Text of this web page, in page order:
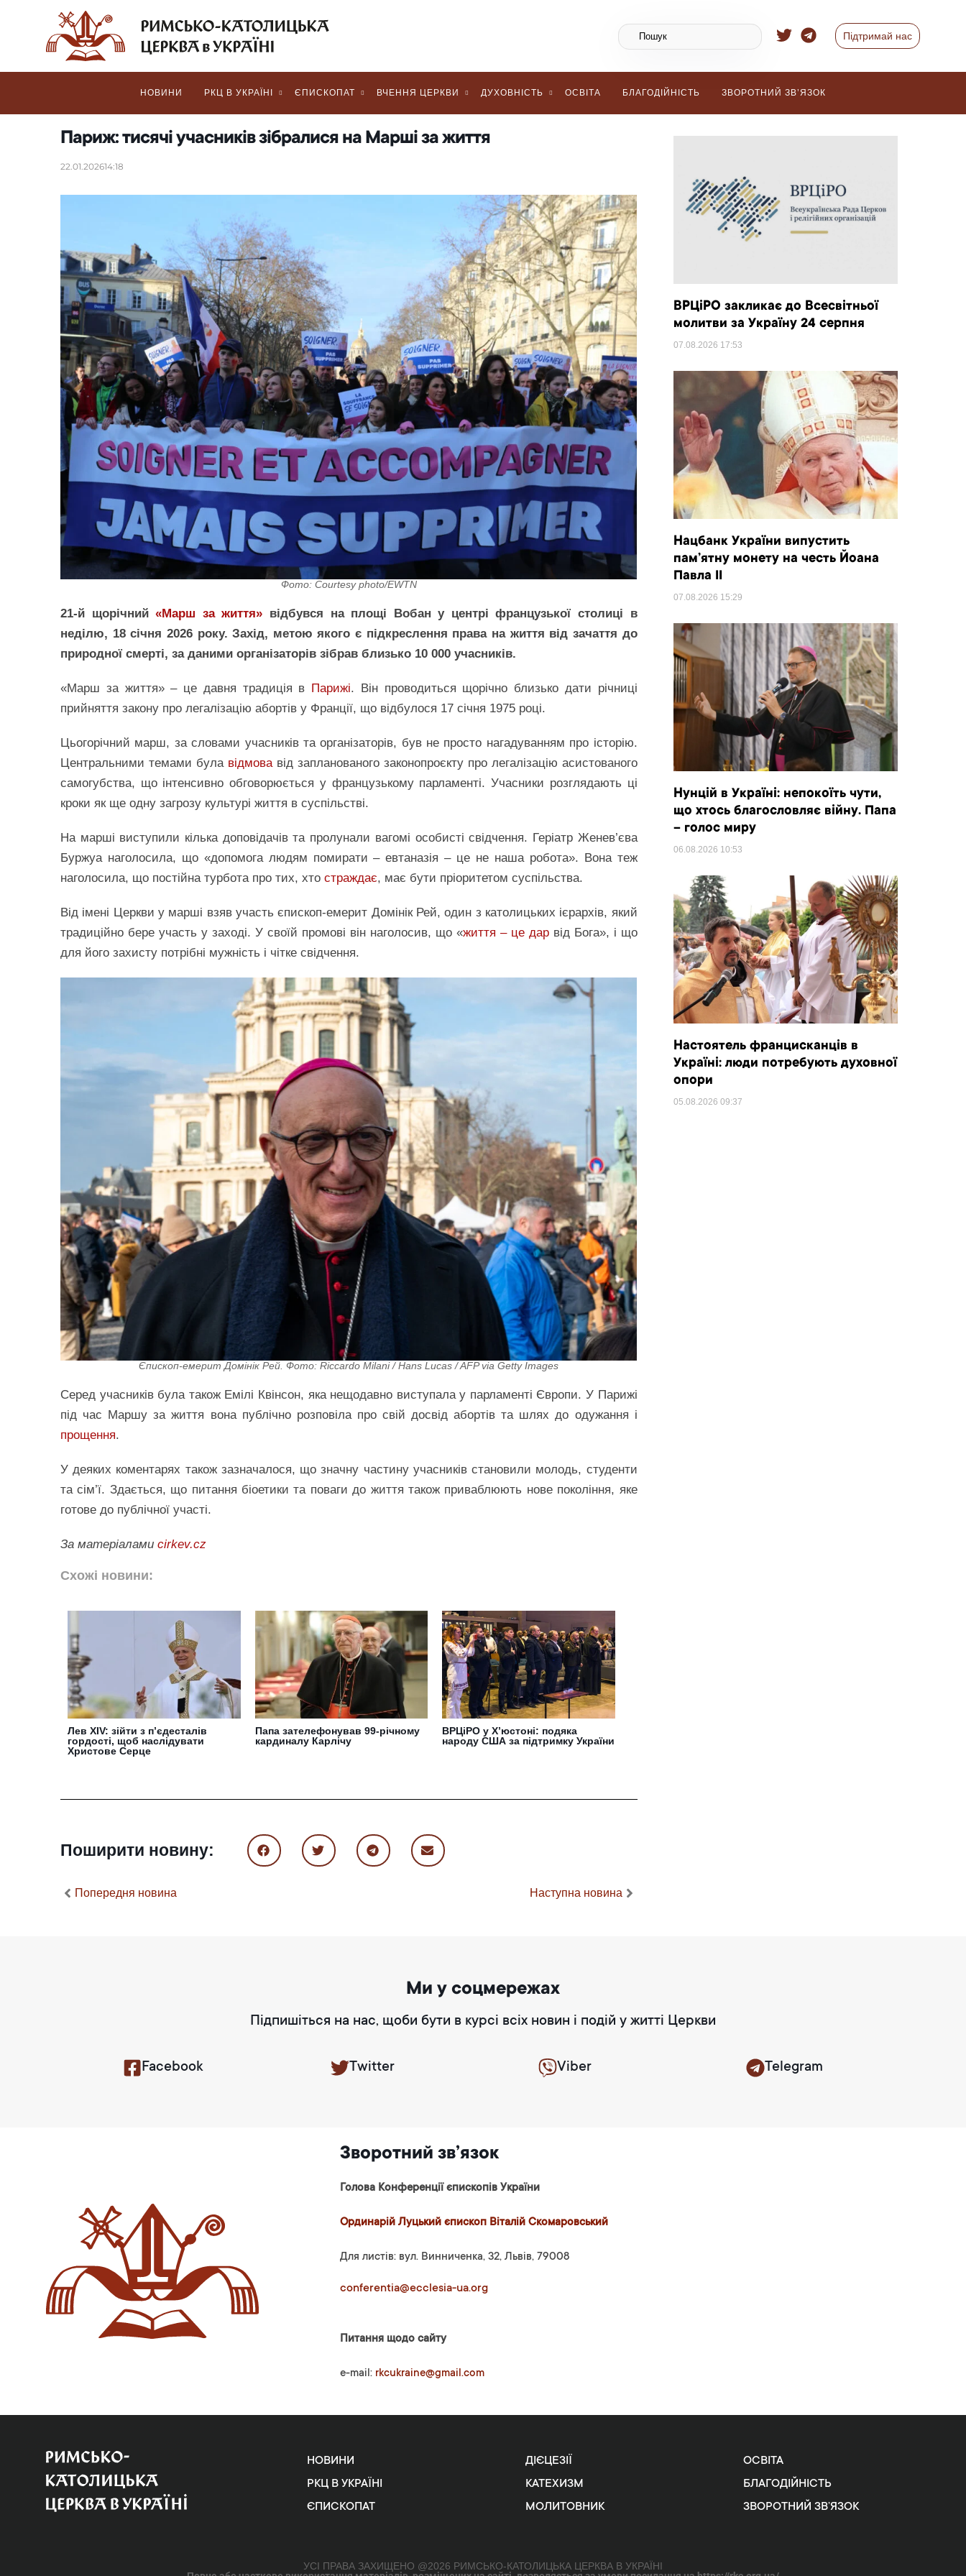
Підтримай нас
НОВИНИ РКЦ В УКРАЇНІ ЄПИСКОПАТ ВЧЕННЯ ЦЕРКВИ ДУХОВНІСТЬ ОСВІТА БЛАГОДІЙНІСТЬ ЗВОРОТНИЙ ЗВ’ЯЗОК
Париж: тисячі учасників зібралися на Марші за життя
22.01.202614:18
Фото: Courtesy photo/EWTN
21-й щорічний«Марш за життя» відбувся на площі Вобан у центрі французької столиці в
неділю, 18 січня 2026 року. Захід, метою якого є підкреслення права на життя від зачаття до
природної смерті, за даними організаторів зібрав близько 10 000 учасників.
«Марш за життя» – це давня традиція в Парижі. Він проводиться щорічно близько дати річниці
прийняття закону про легалізацію абортів у Франції, що відбулося 17 січня 1975 році.
Цьогорічний марш, за словами учасників та організаторів, був не просто нагадуванням про історію.
Центральними темами була відмовавід запланованого законопроєкту про легалізацію асистованого
самогубства, що інтенсивно обговорюється у французькому парламенті. Учасники розглядають ці
кроки як ще одну загрозу культурі життя в суспільстві.
На марші виступили кілька доповідачів та пролунали вагомі особисті свідчення. Геріатр Женев’єва
Буржуа наголосила, що «допомога людям помирати – евтаназія – це не наша робота». Вона теж
наголосила, що постійна турбота про тих, хто страждає, має бути пріоритетом суспільства.
Від імені Церкви у марші взяв участь єпископ-емерит Домінік Рей, один з католицьких ієрархів, який
традиційно бере участь у заході. У своїй промові він наголосив, що «життя – це дарвід Бога», і що
для його захисту потрібні мужність і чітке свідчення.
Єпископ-емерит Домінік Рей. Фото: Riccardo Milani / Hans Lucas / AFP via Getty Images
Серед учасників була також Емілі Квінсон, яка нещодавно виступала у парламенті Європи. У Парижі
під час Маршу за життя вона публічно розповіла про свій досвід абортів та шлях до одужання і
прощення.
У деяких коментарях також зазначалося, що значну частину учасників становили молодь, студенти
та сім’ї. Здається, що питання біоетики та поваги до життя також приваблюють нове покоління, яке
готове до публічної участі.
За матеріалами cirkev.cz
Схожі новини:
Лев XIV: зійти з п’єдесталів
гордості, щоб наслідувати
Христове Серце
Папа зателефонував 99-річному
кардиналу Карлічу
ВРЦіРО у Х’юстоні: подяка
народу США за підтримку України
Поширити новину:
Попередня новина Наступна новина
ВРЦіРО закликає до Всесвітньої
молитви за Україну 24 серпня
07.08.2026 17:53
Нацбанк України випустить
пам’ятну монету на честь Йоана
Павла II
07.08.2026 15:29
Нунцій в Україні: непокоїть чути,
що хтось благословляє війну. Папа
– голос миру
06.08.2026 10:53
Настоятель францисканців в
Україні: люди потребують духовної
опори
05.08.2026 09:37
Ми у соцмережах
Підпишіться на нас, щоби бути в курсі всіх новин і подій у житті Церкви
Facebook Twitter Viber Telegram
Зворотний зв’язок
Голова Конференції єпископів України
Ординарій Луцький єпископ Віталій Скомаровський
Для листів: вул. Винниченка, 32, Львів, 79008
conferentia@ecclesia-ua.org
Питання щодо сайту
e-mail: rkcukraine@gmail.com
НОВИНИ
РКЦ В УКРАЇНІ
ЄПИСКОПАТ
ДІЄЦЕЗІЇ
КАТЕХИЗМ
МОЛИТОВНИК
ОСВІТА
БЛАГОДІЙНІСТЬ
ЗВОРОТНИЙ ЗВ’ЯЗОК
УСІ ПРАВА ЗАХИЩЕНО @2026 РИМСЬКО-КАТОЛИЦЬКА ЦЕРКВА В УКРАЇНІ